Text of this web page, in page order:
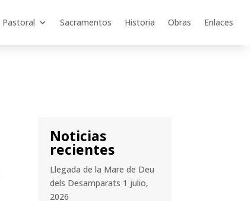
Pastoral Sacramentos Historia Obras Enlaces
Noticias
recientes
Llegada de la Mare de Deu
dels Desamparats 1 julio,
2026